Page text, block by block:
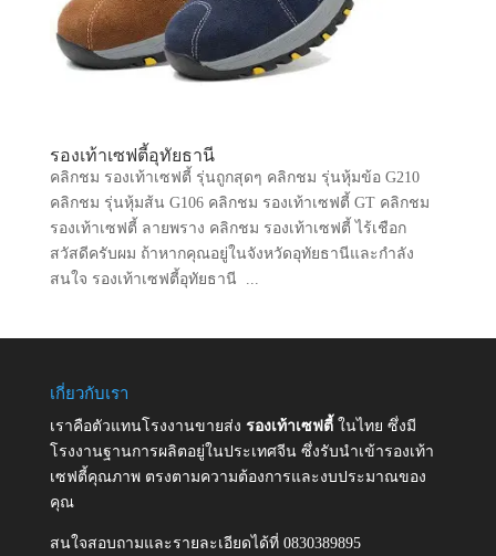
รองเท้าเซฟตี้อุทัยธานี
คลิกชม รองเท้าเซฟตี้ รุ่นถูกสุดๆ คลิกชม รุ่นหุ้มข้อ G210
คลิกชม รุ่นหุ้มส้น G106 คลิกชม รองเท้าเซฟตี้ GT คลิกชม
รองเท้าเซฟตี้ ลายพราง คลิกชม รองเท้าเซฟตี้ ไร้เชือก
สวัสดีครับผม ถ้าหากคุณอยู่ในจังหวัดอุทัยธานีและกำลัง
สนใจ รองเท้าเซฟตี้อุทัยธานี ...
เกี่ยวกับเรา
เราคือตัวแทนโรงงานขายส่ง รองเท้าเซฟตี้ ในไทย ซึ่งมี
โรงงานฐานการผลิตอยู่ในประเทศจีน ซึ่งรับนำเข้ารองเท้า
เซฟตี้คุณภาพ ตรงตามความต้องการและงบประมาณของ
คุณ
สนใจสอบถามและรายละเอียดได้ที่ 0830389895